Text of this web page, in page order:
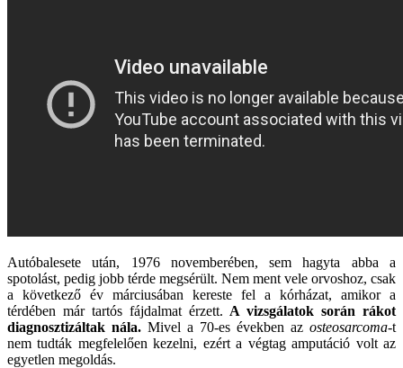
Autóbalesete után, 1976 novemberében, sem hagyta abba a
spotolást, pedig jobb térde megsérült. Nem ment vele orvoshoz, csak
a következő év márciusában kereste fel a kórházat, amikor a
térdében már tartós fájdalmat érzett. A vizsgálatok során rákot
diagnosztizáltak nála. Mivel a 70-es években az osteosarcoma-t
nem tudták megfelelően kezelni, ezért a végtag amputáció volt az
egyetlen megoldás.